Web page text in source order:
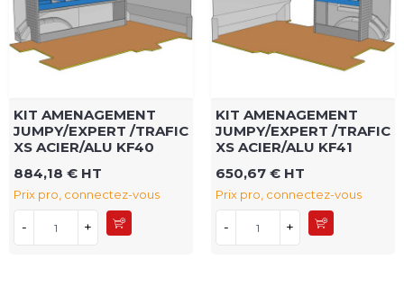
KIT AMENAGEMENT
JUMPY/EXPERT /TRAFIC
XS ACIER/ALU KF40
884,18 € HT
Prix pro, connectez-vous
- +
KIT AMENAGEMENT
JUMPY/EXPERT /TRAFIC
XS ACIER/ALU KF41
650,67 € HT
Prix pro, connectez-vous
- +